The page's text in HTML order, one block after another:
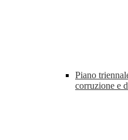
Piano
corruzione e